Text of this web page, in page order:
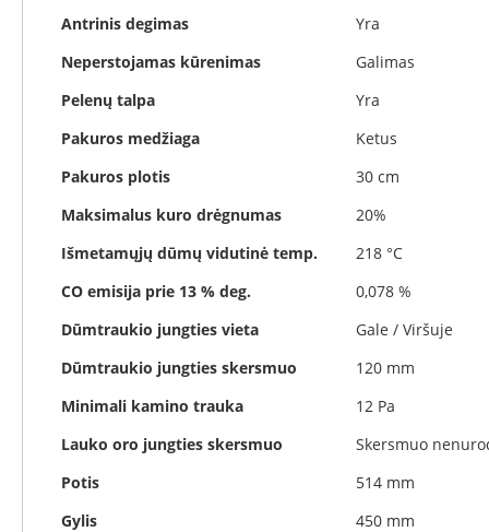
krosnele
Krosnelių
vamzdžiai
Krosnelių
Morsø
Romotop
Astra
Kepsninės
kepsninių
Antrinis degimas
Yra
Neperstojamas kūrenimas
Galimas
Pelenų talpa
Yra
Pakuros medžiaga
Ketus
Pakuros plotis
30 cm
Maksimalus kuro drėgnumas
20%
Išmetamųjų dūmų vidutinė temp.
218 °C
CO emisija prie 13 % deg.
0,078 %
Dūmtraukio jungties vieta
Gale / Viršuje
Dūmtraukio jungties skersmuo
120 mm
Minimali kamino trauka
12 Pa
Lauko oro jungties skersmuo
Skersmuo
Potis
514 mm
Gylis
450 mm